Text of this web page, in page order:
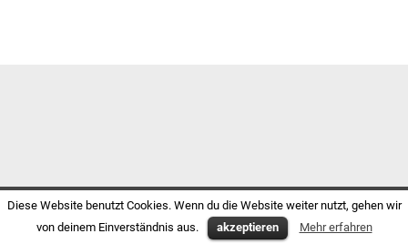
Diese Website benutzt Cookies. Wenn du die Website weiter nutzt, gehen wir
von deinem Einverständnis aus.
akzeptieren Mehr erfahren